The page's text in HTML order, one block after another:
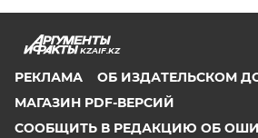
KZAIF.KZ
РЕКЛАМА
ОБ ИЗДАТЕЛЬСКОМ
МАГАЗИН PDF-ВЕРСИЙ
СООБЩИТЬ В РЕДАКЦИЮ ОБ